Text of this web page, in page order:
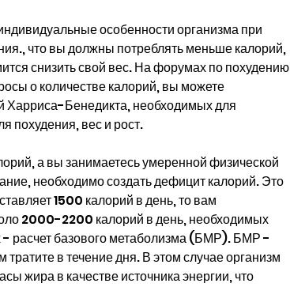
что вы должны потреблять меньше калорий,
снизить свой вес. На форумах по похудению
о количестве калорий, вы можете
Харриса-Бенедикта, необходимых для
похудения, вес и рост.
а вы занимаетесь умеренной физической
необходимо создать дефицит калорий. Это
1500 калорий в день, то вам
2000-2200 калорий в день, необходимых
- расчет базового метаболизма (БМР). БМР -
тратите в течение дня. В этом случае организм
жира в качестве источника энергии, что